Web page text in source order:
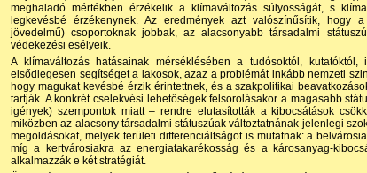
meghaladó mértékben érzékelik a klímaváltozás súlyosságát, s
legkevésbé érzékenynek. Az eredmények azt valószínűsítik, hogy
jövedelmű) csoportoknak jobbak, az alacsonyabb társadalmi
védekezési esélyeik.
A klímaváltozás hatásainak mérséklésében a tudósoktól,
elsődlegesen segítséget a lakosok, azaz a problémát inkább nemzeti
hogy magukat kevésbé érzik érintettnek, és a szakpolitikai
tartják. A konkrét cselekvési lehetőségek felsorolásakor a magasabb
igények) szempontok miatt – rendre elutasították a kibocsátások
miközben az alacsony társadalmi státuszúak változtatnának jelenlegi
megoldásokat, melyek területi differenciáltságot is mutatnak: a
míg a kertvárosiakra az energiatakarékosság és a károsanyag-
alkalmazzák e két stratégiát.